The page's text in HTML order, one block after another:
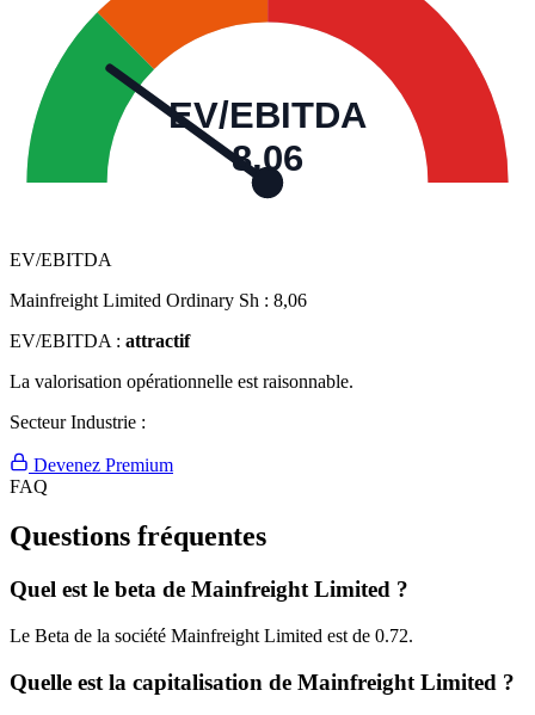
EV/EBITDA
8,06
EV/EBITDA
Mainfreight Limited Ordinary Sh : 8,06
EV/EBITDA : attractif
La valorisation opérationnelle est raisonnable.
Secteur Industrie :
Devenez Premium
FAQ
Questions fréquentes
Quel est le beta de Mainfreight Limited ?
Le Beta de la société Mainfreight Limited est de 0.72.
Quelle est la capitalisation de Mainfreight Limited ?